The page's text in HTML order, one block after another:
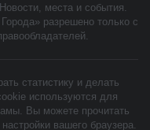
места и события.
разрешено только с
статистику и делать
используются для
Вы можете прочитать
вашего браузера.